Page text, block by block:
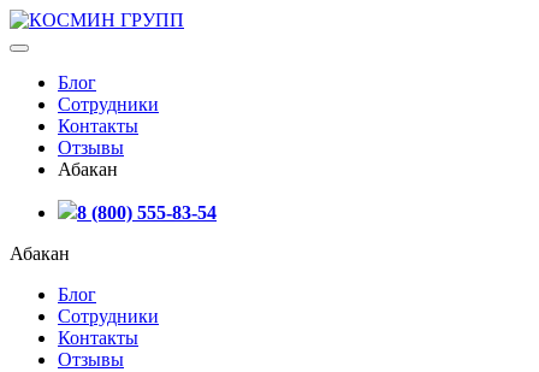
Блог
Сотрудники
Контакты
Отзывы
Абакан
8 (800) 555-83-54
Абакан
Блог
Сотрудники
Контакты
Отзывы